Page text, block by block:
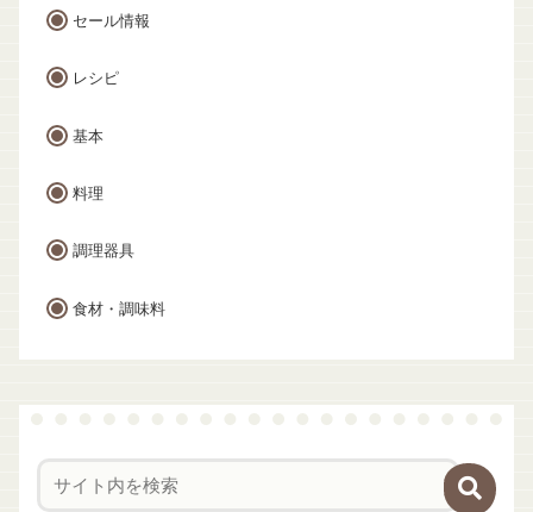
セール情報
レシピ
基本
料理
調理器具
食材・調味料